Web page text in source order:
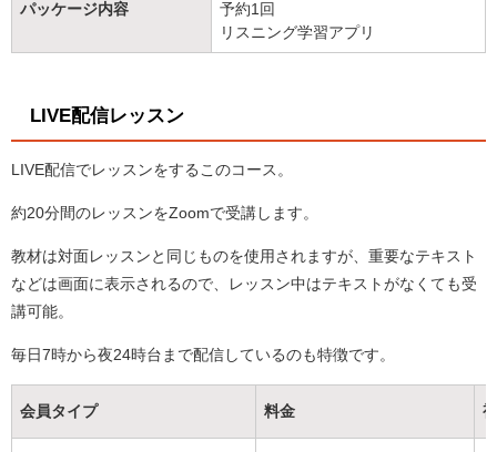
パッケージ内容
予約1回
リスニング学習アプリ
LIVE配信レッスン
LIVE配信でレッスンをするこのコース。
約20分間のレッスンをZoomで受講します。
教材は対面レッスンと同じものを使用されますが、重要なテキスト
などは画面に表示されるので、レッスン中はテキストがなくても受
講可能。
毎日7時から夜24時台まで配信しているのも特徴です。
会員タイプ 料金